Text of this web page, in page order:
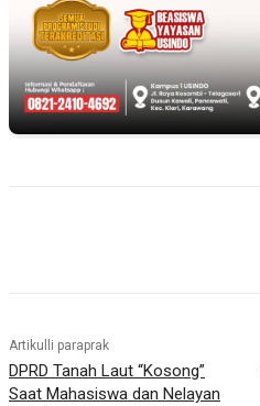
Artikulli paraprak
DPRD Tanah Laut “Kosong”
Saat Mahasiswa dan Nelayan